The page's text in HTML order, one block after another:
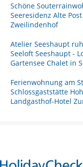
Schöne
Seeresidenz Alte Post
Zweilindenhof
Atelier Seeshaupt
Seeloft Seeshaupt -
Gartensee Chalet in
Ferienwohnung am
Schlossgaststätte
Landgasthof-Hotel